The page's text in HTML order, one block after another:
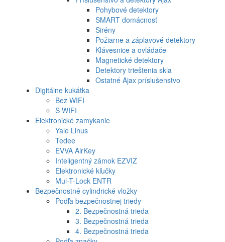
Pohybové detektory
SMART domácnosť
Sirény
Požiarne a záplavové detektory
Klávesnice a ovládače
Magnetické detektory
Detektory trieštenia skla
Ostatné Ajax príslušenstvo
Digitálne kukátka
Bez WIFI
S WIFI
Elektronické zamykanie
Yale Linus
Tedee
EVVA AirKey
Inteligentný zámok EZVIZ
Elektronické kľučky
Mul-T-Lock ENTR
Bezpečnostné cylindrické vložky
Podľa bezpečnostnej triedy
2. Bezpečnostná trieda
3. Bezpečnostná trieda
4. Bezpečnostná trieda